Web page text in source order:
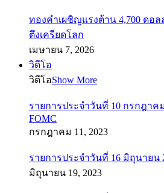
ทองคำเผชิญแรงต้าน 4,700 ดอ
ตึงเครียดโลก
เมษายน 7, 2026
วิดีโอ
วิดีโอShow More
รายการประจำวันที่ 10 กรกฎาค
FOMC
กรกฎาคม 11, 2023
รายการประจำวันที่ 16 มิถุนายน
มิถุนายน 19, 2023